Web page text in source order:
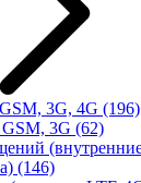
3G, 4G (196)
3G (62)
(146)